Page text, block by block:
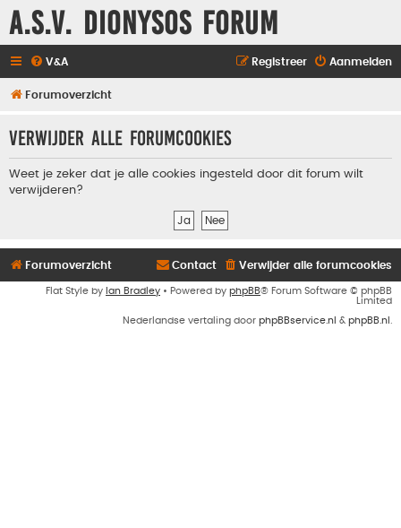
A.S.V. Dionysos Forum
V&A Aanmelden
Registreer
Forumoverzicht
Verwijder alle forumcookies
Weet je zeker dat je alle cookies ingesteld door dit forum wilt
verwijderen?
Forumoverzicht Verwijder alle forumcookies
Contact
Flat Style by Ian Bradley • Powered by phpBB® Forum Software © phpBB
Limited
Nederlandse vertaling door phpBBservice.nl & phpBB.nl